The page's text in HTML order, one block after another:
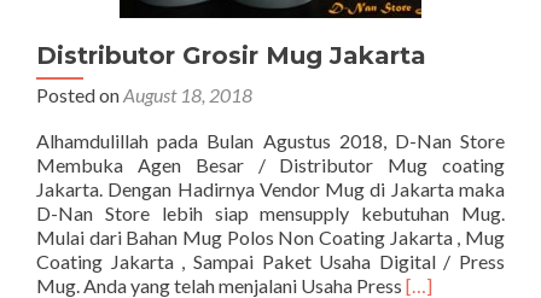
Distributor Grosir Mug Jakarta
Posted onAugust 18, 2018
Alhamdulillah pada Bulan Agustus 2018, D-Nan Store
Membuka Agen Besar / Distributor Mug coating
Jakarta. Dengan Hadirnya Vendor Mug di Jakarta maka
D-Nan Store lebih siap mensupply kebutuhan Mug.
Mulai dari Bahan Mug Polos Non Coating Jakarta , Mug
Coating Jakarta , Sampai Paket Usaha Digital / Press
Mug. Anda yang telah menjalani Usaha Press Read
[…]